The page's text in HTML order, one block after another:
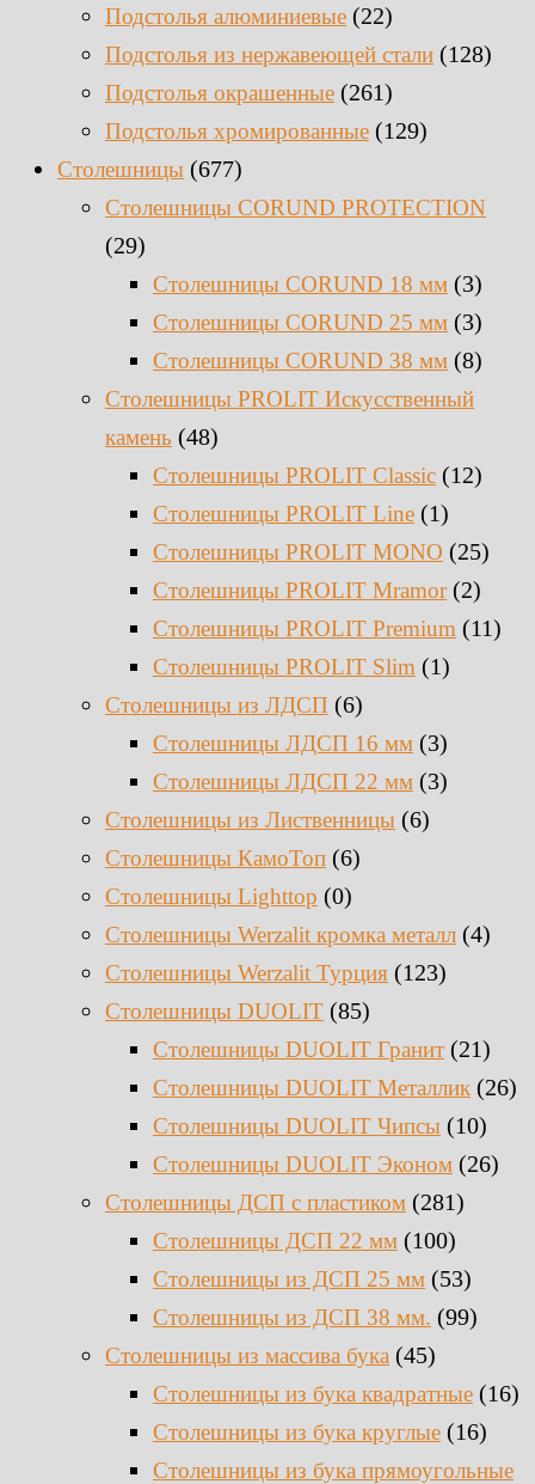
Подстолья алюминиевые (22)
Подстолья из нержавеющей стали (128)
Подстолья окрашенные (261)
Подстолья хромированные (129)
Столешницы (677)
Столешницы CORUND PROTECTION
(29)
Столешницы CORUND 18 мм (3)
Столешницы CORUND 25 мм (3)
Столешницы CORUND 38 мм (8)
Столешницы PROLIT Искусственный
камень (48)
Столешницы PROLIT Classic (12)
Столешницы PROLIT Line (1)
Столешницы PROLIT MONO (25)
Столешницы PROLIT Mramor (2)
Столешницы PROLIT Premium (11)
Столешницы PROLIT Slim (1)
Столешницы из ЛДСП (6)
Столешницы ЛДСП 16 мм (3)
Столешницы ЛДСП 22 мм (3)
Столешницы из Лиственницы (6)
Столешницы КамоТоп (6)
Столешницы Lighttop (0)
Столешницы Werzalit кромка металл (4)
Столешницы Werzalit Турция (123)
Столешницы DUOLIT (85)
Столешницы DUOLIT Гранит (21)
Столешницы DUOLIT Металлик (26)
Столешницы DUOLIT Чипсы (10)
Столешницы DUOLIT Эконом (26)
Столешницы ДСП с пластиком (281)
Столешницы ДСП 22 мм (100)
Столешницы из ДСП 25 мм (53)
Столешницы из ДСП 38 мм. (99)
Столешницы из массива бука (45)
Столешницы из бука квадратные (16)
Столешницы из бука круглые (16)
Столешницы из бука прямоугольные